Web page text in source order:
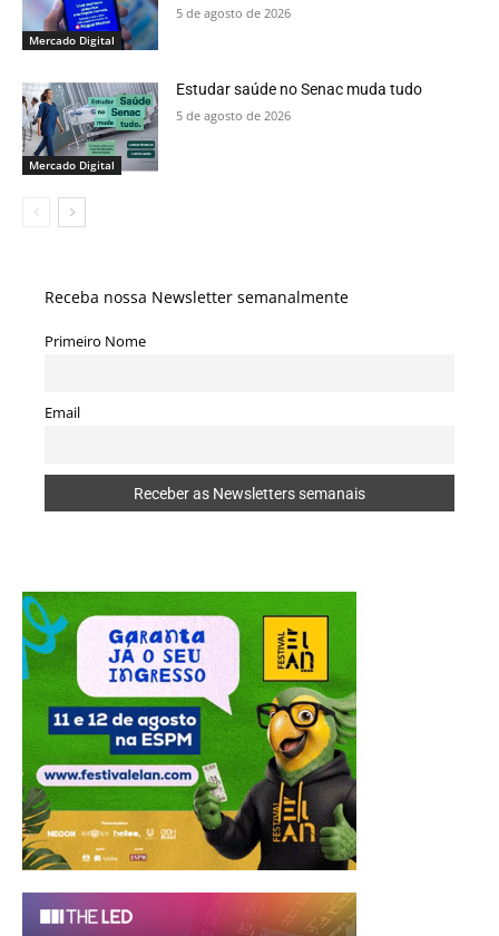
Mercado Digital
5 de agosto de 2026
Mercado Digital
Estudar saúde no Senac muda tudo
5 de agosto de 2026
Receba nossa Newsletter semanalmente
Primeiro Nome
Email